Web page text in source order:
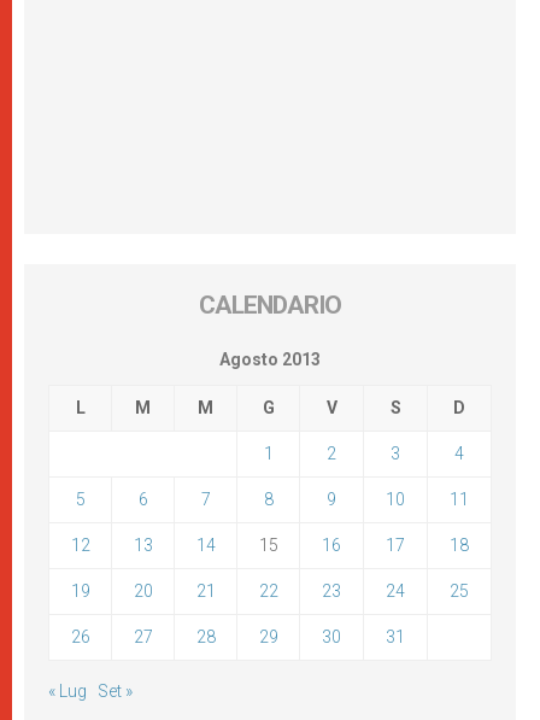
CALENDARIO
Agosto 2013
L M M G V S D
1 2 3 4
5 6 7 8 9 10 11
12 13 14 15 16 17 18
19 20 21 22 23 24 25
26 27 28 29 30 31
« Lug Set »